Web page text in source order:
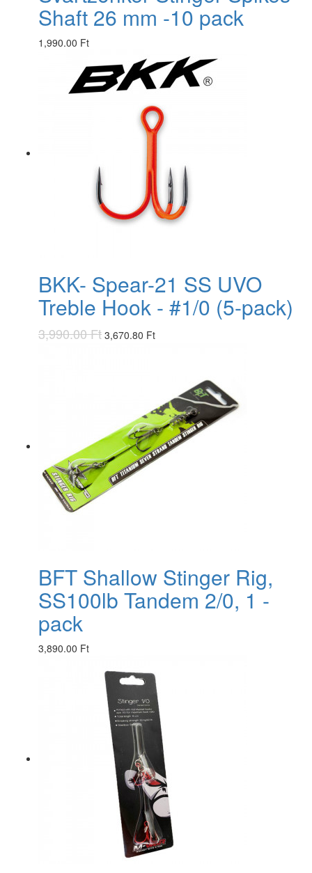
Shaft 26 mm -10 pack
1,990.00 Ft
BKK- Spear-21 SS UVO
Treble Hook - #1/0 (5-pack)
3,990.00 Ft 3,670.80 Ft
BFT Shallow Stinger Rig,
SS100lb Tandem 2/0, 1 -
pack
3,890.00 Ft